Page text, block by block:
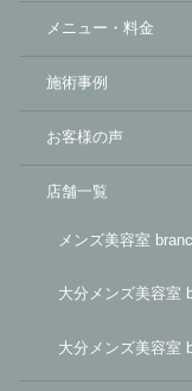
メニュー・料金
施術事例
お客様の声
店舗一覧
メンズ美容室
大分メンズ美容室
大分メンズ美容室